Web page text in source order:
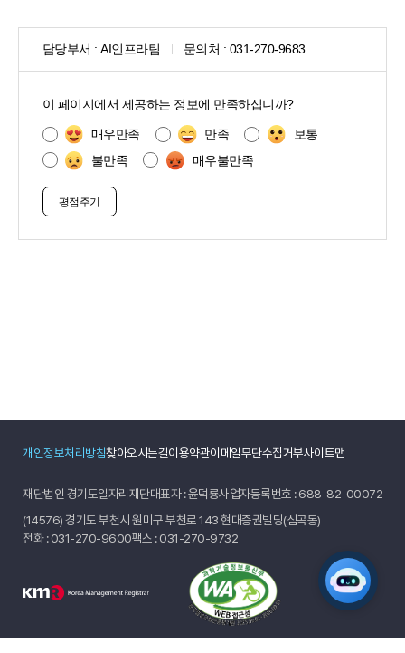
담당부서 : AI인프라팀 문의처 : 031-270-9683
이 페이지에서 제공하는 정보에 만족하십니까?
매우만족 만족
보통
불만족
매우불만족
개인정보처리방침찾아오시는길이용약관이메일무단수집거부사이트맵
재단법인 경기도일자리재단대표자 : 윤덕룡사업자등록번호 : 688-82-00072
(14576) 경기도 부천시 원미구 부천로 143 현대증권빌딩(심곡동)
전화 :031-270-9600팩스 : 031-270-9732